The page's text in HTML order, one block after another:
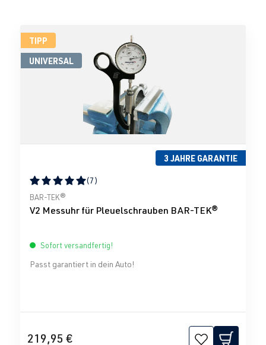
TIPP
UNIVERSAL
3 JAHRE GARANTIE
Durchschnittliche Bewertung von 5 von 5 Sternen
(7)
BAR-TEK®
V2 Messuhr für Pleuelschrauben BAR-TEK®
Sofort versandfertig!
Passt garantiert in dein Auto!
219,95 €